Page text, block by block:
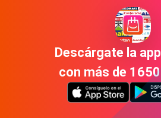
Descárgate la
con más de